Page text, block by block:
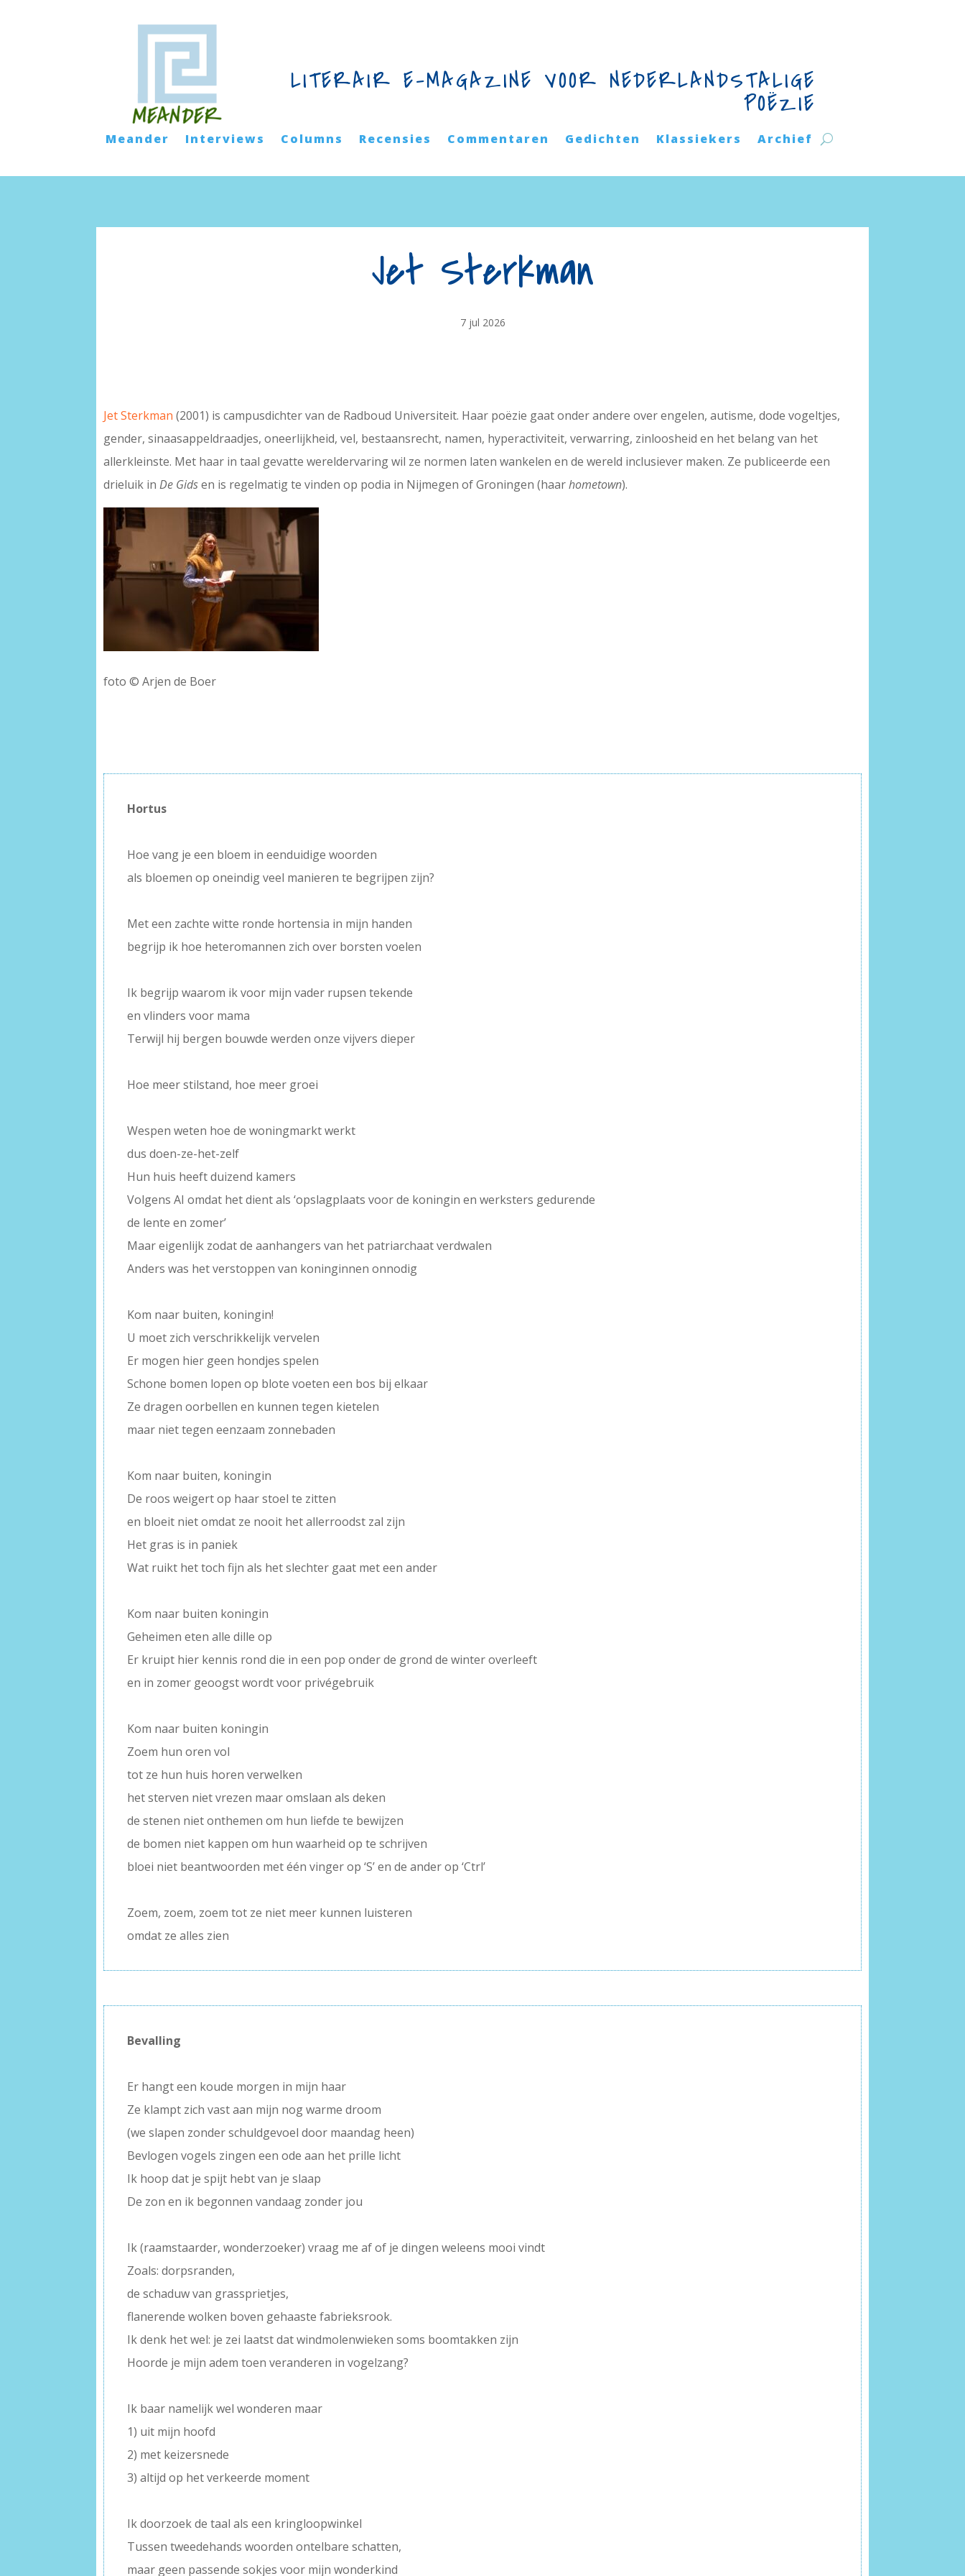
LITERAIR E-MAGAZINE VOOR NEDERLANDSTALIGE
POËZIE
Meander Interviews Columns Recensies Commentaren Gedichten Klassiekers Archief
Jet Sterkman
7 jul 2026
Jet Sterkman (2001) is campusdichter van de Radboud Universiteit. Haar poëzie gaat onder andere over engelen, autisme, dode vogeltjes,
gender, sinaasappeldraadjes, oneerlijkheid, vel, bestaansrecht, namen, hyperactiviteit, verwarring, zinloosheid en het belang van het
allerkleinste. Met haar in taal gevatte wereldervaring wil ze normen laten wankelen en de wereld inclusiever maken. Ze publiceerde een
drieluik inDe Gidsen is regelmatig te vinden op podia in Nijmegen of Groningen (haarhometown).
foto © Arjen de Boer
Hortus
Hoe vang je een bloem in eenduidige woorden
als bloemen op oneindig veel manieren te begrijpen zijn?
Met een zachte witte ronde hortensia in mijn handen
begrijp ik hoe heteromannen zich over borsten voelen
Ik begrijp waarom ik voor mijn vader rupsen tekende
en vlinders voor mama
Terwijl hij bergen bouwde werden onze vijvers dieper
Hoe meer stilstand, hoe meer groei
Wespen weten hoe de woningmarkt werkt
dus doen-ze-het-zelf
Hun huis heeft duizend kamers
Volgens AI omdat het dient als ‘opslagplaats voor de koningin en werksters gedurende
de lente en zomer’
Maar eigenlijk zodat de aanhangers van het patriarchaat verdwalen
Anders was het verstoppen van koninginnen onnodig
Kom naar buiten, koningin!
U moet zich verschrikkelijk vervelen
Er mogen hier geen hondjes spelen
Schone bomen lopen op blote voeten een bos bij elkaar
Ze dragen oorbellen en kunnen tegen kietelen
maar niet tegen eenzaam zonnebaden
Kom naar buiten, koningin
De roos weigert op haar stoel te zitten
en bloeit niet omdat ze nooit het allerroodst zal zijn
Het gras is in paniek
Wat ruikt het toch fijn als het slechter gaat met een ander
Kom naar buiten koningin
Geheimen eten alle dille op
Er kruipt hier kennis rond die in een pop onder de grond de winter overleeft
en in zomer geoogst wordt voor privégebruik
Kom naar buiten koningin
Zoem hun oren vol
tot ze hun huis horen verwelken
het sterven niet vrezen maar omslaan als deken
de stenen niet onthemen om hun liefde te bewijzen
de bomen niet kappen om hun waarheid op te schrijven
bloei niet beantwoorden met één vinger op ‘S’ en de ander op ‘Ctrl’
Zoem, zoem, zoem tot ze niet meer kunnen luisteren
omdat ze alles zien
Bevalling
Er hangt een koude morgen in mijn haar
Ze klampt zich vast aan mijn nog warme droom
(we slapen zonder schuldgevoel door maandag heen)
Bevlogen vogels zingen een ode aan het prille licht
Ik hoop dat je spijt hebt van je slaap
De zon en ik begonnen vandaag zonder jou
Ik (raamstaarder, wonderzoeker) vraag me af of je dingen weleens mooi vindt
Zoals: dorpsranden,
de schaduw van grassprietjes,
flanerende wolken boven gehaaste fabrieksrook.
Ik denk het wel: je zei laatst dat windmolenwieken soms boomtakken zijn
Hoorde je mijn adem toen veranderen in vogelzang?
Ik baar namelijk wel wonderen maar
1) uit mijn hoofd
2) met keizersnede
3) altijd op het verkeerde moment
Ik doorzoek de taal als een kringloopwinkel
Tussen tweedehands woorden ontelbare schatten,
maar geen passende sokjes voor mijn wonderkind